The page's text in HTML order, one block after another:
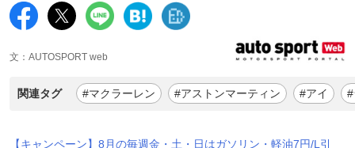
文：AUTOSPORT web
関連タグ #マクラーレン #アストンマーティン #アイ
【キャンペーン】8月の毎週金・土・日はガソリン・軽油7円/L引